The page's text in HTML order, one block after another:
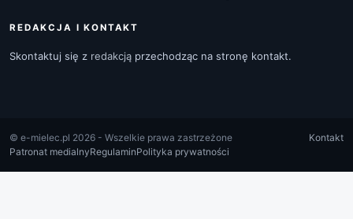
REDAKCJA I KONTAKT
Skontaktuj się z redakcją przechodząc na stronę kontakt.
© e-mielec.pl 2026 - Wszelkie prawa zastrzeżone
Kontakt
Patronat medialnyRegulaminPolityka prywatności